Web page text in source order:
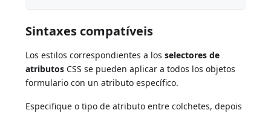
Sintaxes compatíveis
Los estilos correspondientes a losselectores de
atributos CSS se pueden aplicar a todos los objetos
formulario con un atributo específico.
Especifique o tipo de atributo entre colchetes, depois